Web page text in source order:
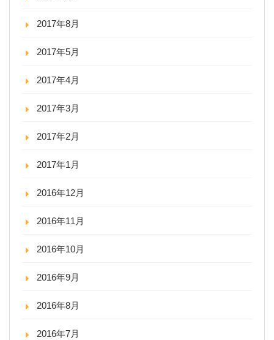
2017年8月
2017年5月
2017年4月
2017年3月
2017年2月
2017年1月
2016年12月
2016年11月
2016年10月
2016年9月
2016年8月
2016年7月